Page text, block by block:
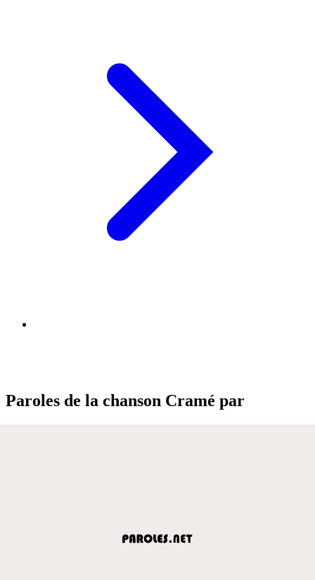
Paroles de la chanson Cramé par